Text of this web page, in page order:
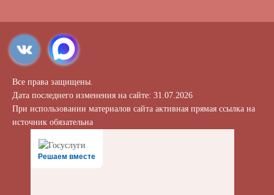
Все права защищены.
Дата последнего изменения на сайте: 31.07.2026
При использовании материалов сайта активная прямая ссылка на
источник обязательна
Решаем вместе